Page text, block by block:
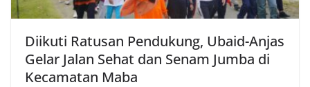
Diikuti Ratusan Pendukung, Ubaid-Anjas
Gelar Jalan Sehat dan Senam Jumba di
Kecamatan Maba